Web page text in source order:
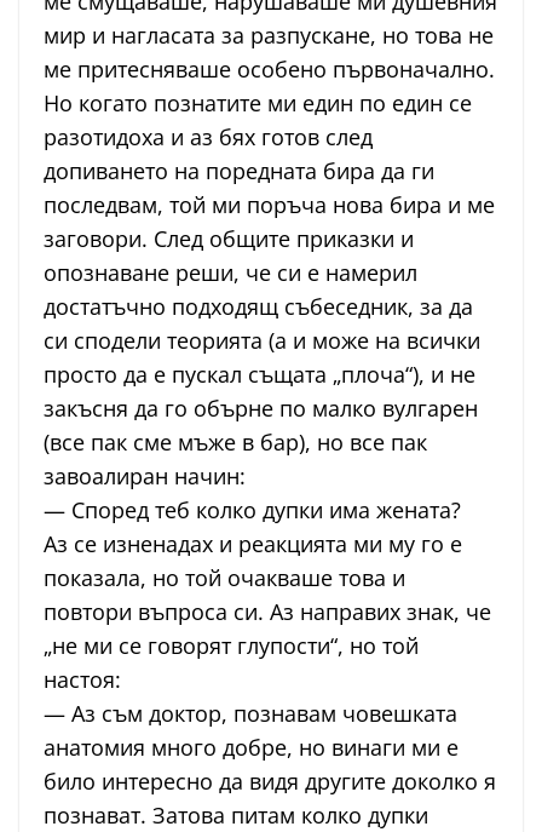
мир и нагласата за разпускане, но това не
ме притесняваше особено първоначално.
Но когато познатите ми един по един се
разотидоха и аз бях готов след
допиването на поредната бира да ги
последвам, той ми поръча нова бира и ме
заговори. След общите приказки и
опознаване реши, че си е намерил
достатъчно подходящ събеседник, за да
си сподели теорията (а и може на всички
просто да е пускал същата „плоча“), и не
закъсня да го обърне по малко вулгарен
(все пак сме мъже в бар), но все пак
завоалиран начин:
— Според теб колко дупки има жената?
Аз се изненадах и реакцията ми му го е
показала, но той очакваше това и
повтори въпроса си. Аз направих знак, че
„не ми се говорят глупости“, но той
настоя:
— Аз съм доктор, познавам човешката
анатомия много добре, но винаги ми е
било интересно да видя другите доколко я
познават. Затова питам колко дупки